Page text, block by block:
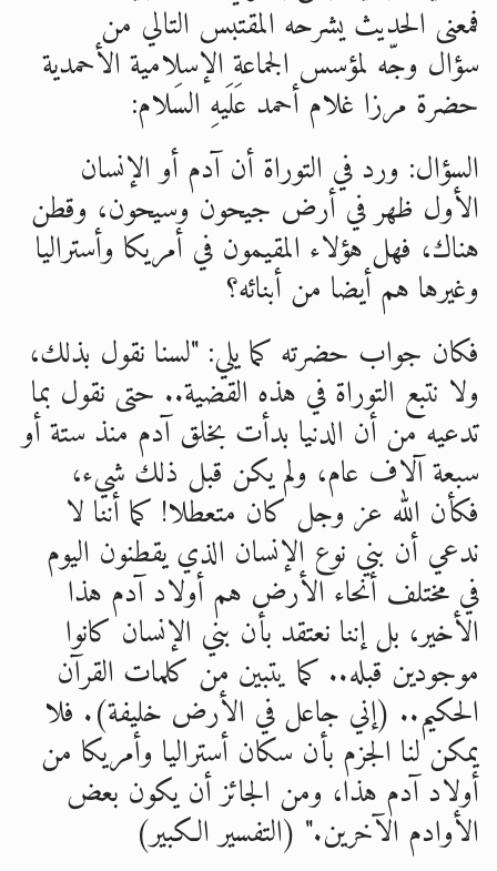
الحجّ.. دلالات، حِكم، وأهداف >> المزيد
فمعنى الحديث يشرحه المقتبس التالي من
سؤال وجّه لمؤسس الجماعة الإسلامية الأحمدية
حضرة مرزا غلام أحمد عَلَيهِ السَلام:
السؤال: ورد في التوراة أن آدم أو الإنسان
الأول ظهر في أرض جيحون وسيحون، وقطن
هناك، فهل هؤلاء المقيمون في أمريكا وأستراليا
وغيرها هم أيضا من أبنائه؟
فكان جواب حضرته كما يلي: "لسنا نقول بذلك،
ولا نتبع التوراة في هذه القضية.. حتى نقول بما
تدعيه من أن الدنيا بدأت بخلق آدم منذ ستة أو
سبعة آلاف عام، ولم يكن قبل ذلك شيء،
فكأن الله عز وجل كان متعطلا! كما أننا لا
ندعي أن بني نوع الإنسان الذي يقطنون اليوم
في مختلف أنحاء الأرض هم أولاد آدم هذا
الأخير، بل إننا نعتقد بأن بني الإنسان كانوا
موجودين قبله.. كما يتبين من كلمات القرآن
الحكيم.. (إني جاعل في الأرض خليفة). فلا
يمكن لنا الجزم بأن سكان أستراليا وأمريكا من
أولاد آدم هذا، ومن الجائز أن يكون بعض
الأوادم الآخرين." (التفسير الكبير)